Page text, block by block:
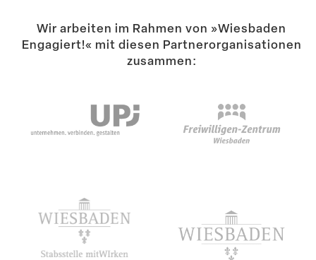
Wir arbeiten im Rahmen von »Wiesbaden
Engagiert!« mit diesen Partner­or­ga­ni­sa­tionen
zusammen: